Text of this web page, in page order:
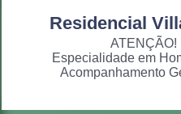
Residencial
ATENÇÃO!
Especialidade em
Acompanhamento